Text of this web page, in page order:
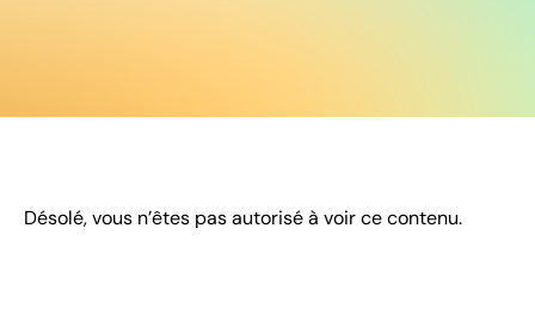
Désolé, vous n’êtes pas autorisé à voir ce contenu.